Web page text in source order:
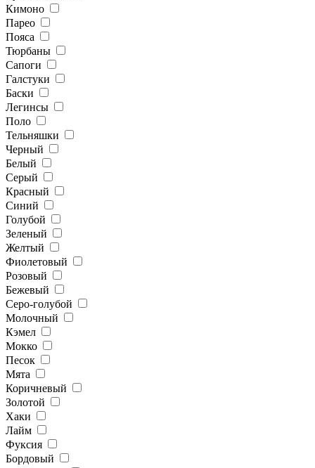
Кимоно
Парео
Пояса
Тюрбаны
Сапоги
Галстуки
Баски
Легинсы
Поло
Тельняшки
Черный
Белый
Серый
Красный
Синий
Голубой
Зеленый
Желтый
Фиолетовый
Розовый
Бежевый
Серо-голубой
Молочный
Кэмел
Мокко
Песок
Мята
Коричневый
Золотой
Хаки
Лайм
Фуксия
Бордовый